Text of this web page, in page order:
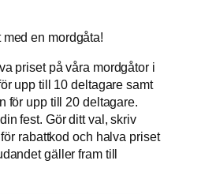
en mordgåta!
priset på våra mordgåtor i
upp till 10 deltagare samt
för upp till 20 deltagare.
fest. Gör ditt val, skriv
rabattkod och halva priset
gäller fram till